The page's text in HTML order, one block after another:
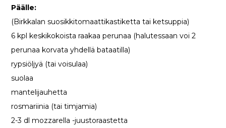
Päälle:
(Birkkalan suosikkitomaattikastiketta tai ketsuppia)
6 kpl keskikokoista raakaa perunaa (halutessaan voi 2
perunaa korvata yhdellä bataatilla)
rypsiöljyä (tai voisulaa)
suolaa
mantelijauhetta
rosmariinia (tai timjamia)
2-3 dl mozzarella -juustoraastetta